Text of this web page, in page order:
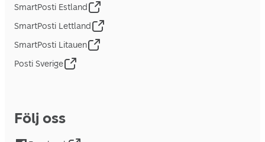
SmartPosti Estland
SmartPosti Lettland
SmartPosti Litauen
Posti Sverige
Följ oss